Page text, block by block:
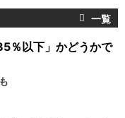
％以下」かどうかで